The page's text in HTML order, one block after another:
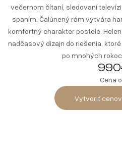
večernom čítaní, sledovaní
spaním. Čalúnený rám vytvára
komfortný charakter postele.
nadčasový dizajn do riešenia,
po mnohých
Cena
Vytvoriť